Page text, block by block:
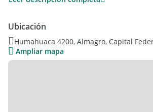
cómodos y amplios.
El edificio tiene una antigüedad 45años.
Cuenta con 45 m2 totales ( 5 de balcón)
La cocina y el baño estám hecho a nuevos.
Ubicación
Humahuaca 4200, Almagro, Capital
Ampliar mapa